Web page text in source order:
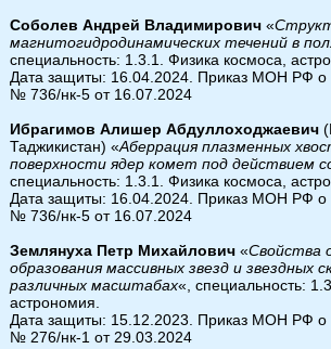
Соболев Андрей Владимирович «
магнитогидродинамических течений в
специальность: 1.3.1. Физика космоса,
Дата защиты: 16.04.2024. Приказ МОН РФ о
№ 736/нк-5 от 16.07.2024
Ибрагимов Алишер Абдуллоходжаевич
Таджикистан) «Аберрация плазменных
поверхности ядер комет под действием
специальность: 1.3.1. Физика космоса,
Дата защиты: 16.04.2024. Приказ МОН РФ о
№ 736/нк-5 от 16.07.2024
Землянуха Петр Михайлович «Свойства
образования массивных звезд и звездных
различных масштабах«, специальность:
астрономия.
Дата защиты: 15.12.2023. Приказ МОН РФ о
№ 276/нк-1 от 29.03.2024